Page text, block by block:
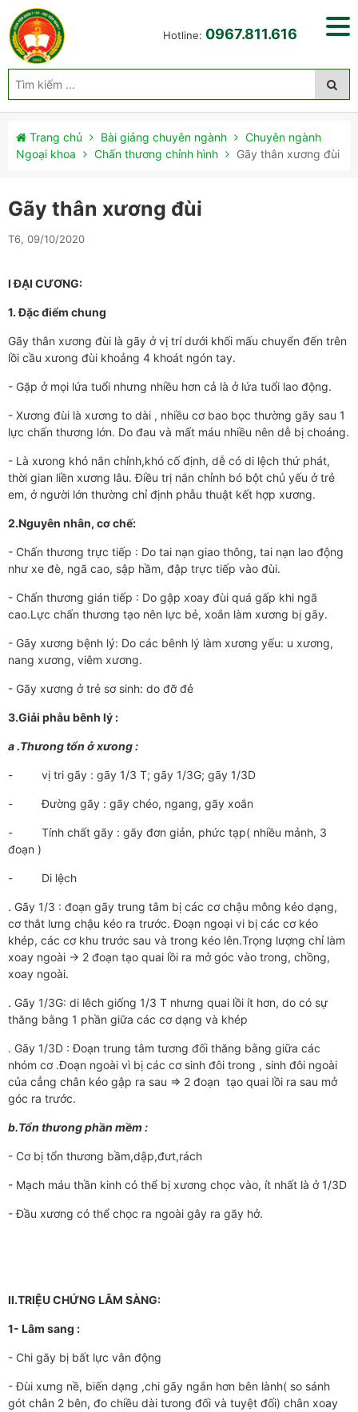
Hotline: 0967.811.616
Trang chủ Bài giảng chuyên ngành
Chuyên ngành
Ngoại khoa
Chấn thương chỉnh hình Gãy thân xương đùi
Gãy thân xương đùi
T6, 09/10/2020
I ĐẠI CƯƠNG:
1. Đặc điểm chung
Gãy thân xương đùi là gãy ở vị trí dưới khối mấu chuyển đến trên
lồi cầu xưong đùi khoảng 4 khoát ngón tay.
- Gặp ở mọi lứa tuổi nhưng nhiều hơn cả là ở lứa tuổi lao động.
- Xương đùi là xương to dài , nhiều cơ bao bọc thường gãy sau 1
lực chấn thương lớn. Do đau và mất máu nhiều nên dễ bị choáng.
- Là xưong khó nắn chỉnh,khó cố định, dễ có di lệch thứ phát,
thời gian liền xương lâu. Điều trị nắn chỉnh bó bột chủ yếu ở trẻ
em, ở người lớn thường chỉ định phẫu thuật kết hợp xương.
2.Nguyên nhân, cơ chế:
- Chấn thương trực tiếp : Do tai nạn giao thông, tai nạn lao động
như xe đè, ngã cao, sập hầm, đập trực tiếp vào đùi.
- Chấn thương gián tiếp : Do gập xoay đùi quá gấp khi ngã
cao.Lực chấn thương tạo nên lực bẻ, xoắn làm xương bị gãy.
- Gãy xương bệnh lý: Do các bênh lý làm xương yếu: u xương,
nang xương, viêm xương.
- Gãy xương ở trẻ sơ sinh: do đỡ đẻ
3.Giải phẫu bênh lý :
a .Thưong tổn ở xưong :
- vị tri gãy : gãy 1/3 T; gãy 1/3G; gãy 1/3D
- Đường gãy : gãy chéo, ngang, gãy xoắn
- Tính chất gãy : gãy đơn giản, phức tạp( nhiều mảnh, 3
đoạn )
- Di lệch
. Gãy 1/3 : đoạn gãy trung tâm bị các cơ chậu mông kéo dạng,
cơ thắt lưng chậu kéo ra trước. Đoạn ngoại vi bị các cơ kéo
khép, các cơ khu trước sau và trong kéo lên.Trọng lượng chỉ làm
xoay ngoài -> 2 đoạn tạo quai lồi ra mở góc vào trong, chồng,
xoay ngoài.
. Gãy 1/3G: di lêch giống 1/3 T nhưng quai lồi ít hơn, do có sự
thăng bằng 1 phần giữa các cơ dạng và khép
. Gãy 1/3D : Đoạn trung tâm tương đối thăng bằng giữa các
nhóm cơ .Đoạn ngoài vì bị các cơ sinh đôi trong , sinh đôi ngoài
của cẳng chân kéo gập ra sau => 2 đoạn tạo quai lồi ra sau mở
góc ra trước.
b.Tổn thưong phần mềm :
- Cơ bị tổn thương bầm,dập,đưt,rách
- Mạch máu thần kinh có thể bị xương chọc vào, ít nhất là ở 1/3D
- Đầu xương có thể chọc ra ngoài gây ra gãy hở.
II.TRIỆU CHỨNG LÂM SÀNG:
1- Lâm sang :
- Chi gãy bị bất lực vân động
- Đùi xưng nề, biến dạng ,chi gãy ngắn hơn bên lành( so sánh
gót chân 2 bên, đo chiều dài tưong đối và tuyệt đối) chân xoay